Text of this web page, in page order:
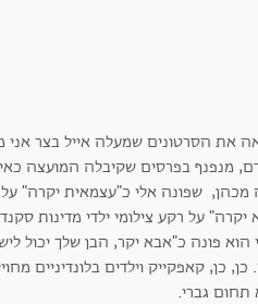
את הסרטונים שמעלה אייל בצר
מנפנף בפרסים שקיבלה המועצה
מכהן, שפונה אלי כ"עצמאית יקרה"
על רקע צילומי ילדי מדינות
הוא פונה כ"אבא יקר, הבן שלך יכול
כן, קאפקייק וילדים בלונדיניים
גברי.